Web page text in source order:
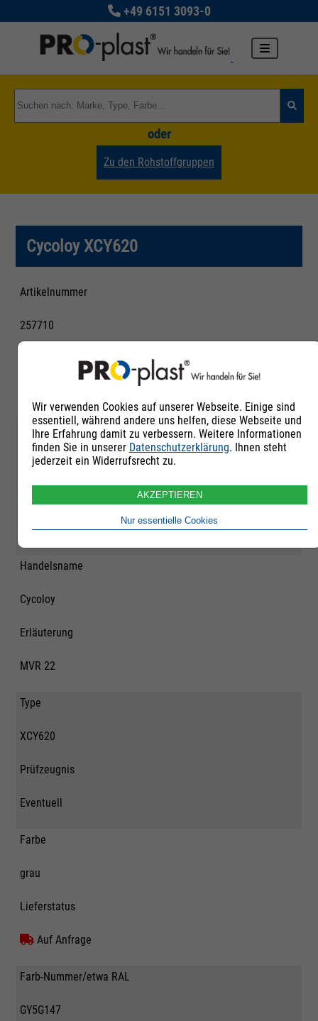
+49 6151 3093-0
oder
Zu den Rohstoffgruppen
Cycoloy XCY620
Artikelnummer
257710
Rohstoffgruppe
Blends
Qualität
Neuware
PC-ABS + PC-SAN Blends unverstärkt
Handelsname
Cycoloy
Erläuterung
MVR 22
Type
XCY620
Prüfzeugnis
Eventuell
Farbe
grau
Lieferstatus
Auf Anfrage
Farb-Nummer/etwa RAL
GY5G147
Wir verwenden Cookies auf unserer Webseite. Einige sind
essentiell, während andere uns helfen, diese Webseite und
Ihre Erfahrung damit zu verbessern. Weitere Informationen
finden Sie in unserer Datenschutzerklärung. Ihnen steht
jederzeit ein Widerrufsrecht zu.
AKZEPTIEREN
Nur essentielle Cookies